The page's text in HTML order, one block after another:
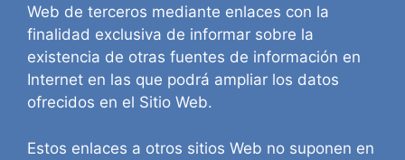
Web de terceros mediante enlaces con la
finalidad exclusiva de informar sobre la
existencia de otras fuentes de información en
Internet en las que podrá ampliar los datos
ofrecidos en el Sitio Web.
Estos enlaces a otros sitios Web no suponen en